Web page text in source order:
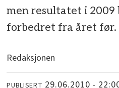
men resultatet i
forbedret fra året før.
Redaksjonen
PUBLISERT 29.06.2010 -